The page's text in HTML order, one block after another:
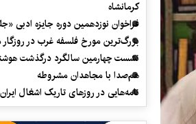
کرمانشاه
فراخوان نوزدهمین دوره جایزه ادبی
بزرگ‌ترین مورخ فلسفه غرب در روزگار
نشست چهارمین سالگرد درگذشت
هم‌صدا با مجاهدان مشروطه
نامه‌هایی در روزهای تاریک اشغال ایران